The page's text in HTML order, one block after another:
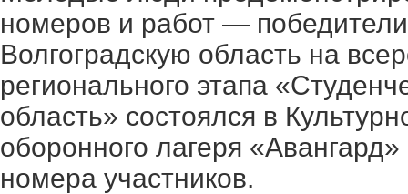
номеров и работ — победители
Волгоградскую область на
регионального этапа
область» состоялся в
оборонного лагеря
номера участников.